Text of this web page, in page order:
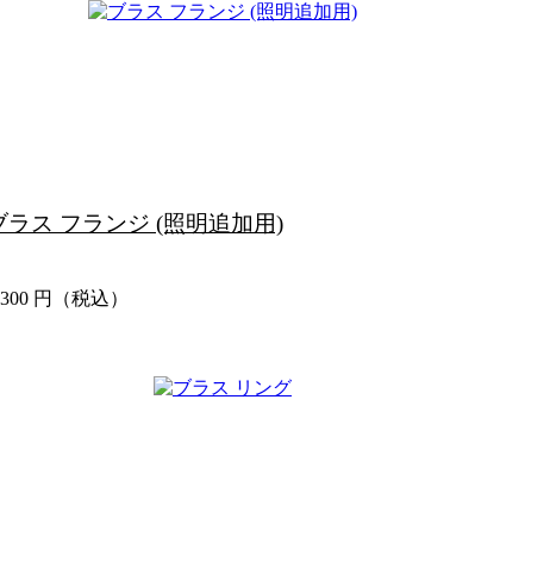
ラス フランジ (照明追加用)
円（税込）